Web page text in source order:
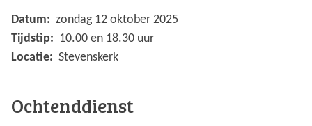
Datum: zondag 12 oktober 2025
Tijdstip: 10.00 en 18.30 uur
Locatie: Stevenskerk
Ochtenddienst